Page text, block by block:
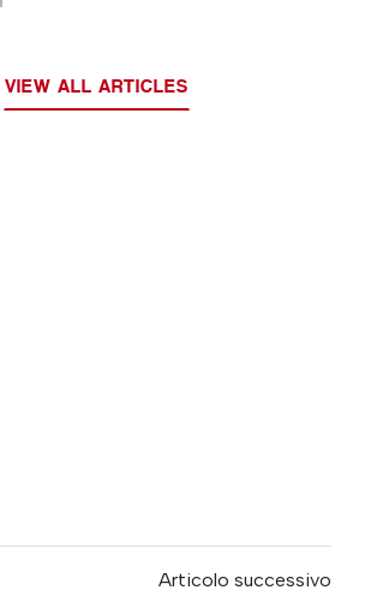
VIEW ALL ARTICLES
Articolo successivo